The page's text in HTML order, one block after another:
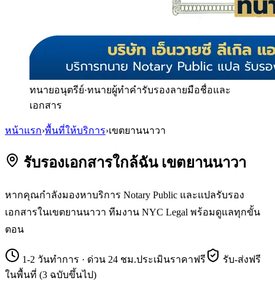
ทนายอนุตรีย์·ทนายผู้ทำคำรับรองลายมือชื่อและ
เอกสาร
หน้าแรก›พื้นที่ให้บริการ›เขตยานนาวา
รับรองเอกสารใกล้ฉัน เขตยานนาวา
หากคุณกำลังมองหาบริการ Notary Public และแปลรับรอง
เอกสารในเขตยานนาวา ทีมงาน NYC Legal พร้อมดูแลทุกขั้น
ตอน
1-2 วันทำการ · ด่วน 24 ชม.ประเมินราคาฟรี
รับ-ส่งฟรี
ในพื้นที่ (3 ฉบับขึ้นไป)